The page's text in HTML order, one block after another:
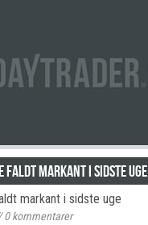
faldt markant i sidste uge
markant i sidste uge
0kommentarer